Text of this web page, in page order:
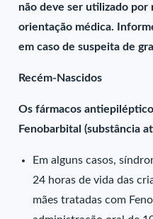
não deve ser utilizado por
orientação médica.
em caso de suspeita de
Recém-Nascidos
Os fármacos
Fenobarbital (substância
Em alguns casos,
24 horas de vida das
mães tratadas com